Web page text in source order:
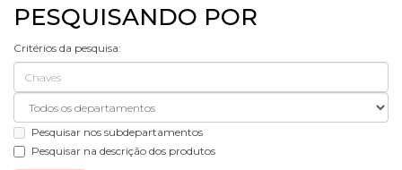
PESQUISANDO POR
Critérios da pesquisa:
Pesquisar nos subdepartamentos
Pesquisar na descrição dos produtos